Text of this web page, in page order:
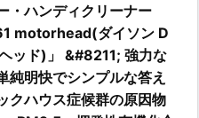
・ハンディクリーナー
motorhead(ダイソン D
ッド)」 &#8211; 強力な
純明快でシンプルな答え
クハウス症候群の原因物